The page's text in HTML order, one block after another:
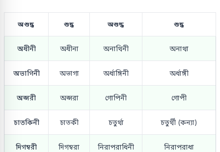
অশুদ্ধ শুদ্ধ অশুদ্ধ শুদ্ধ
অধীনী অধীনা অনাথিনী অনাথা
অভাগিনী অভাগা অর্ধাঙ্গিনী অর্ধাঙ্গী
অপ্সরী অপ্সরা গোপিনী গোপী
চাতকিনী চাতকী চতুর্থা চতুর্থী (কন্যা)
দিগম্বরী দিগম্বরা নিরাপরাধিনী নিরাপরাধা